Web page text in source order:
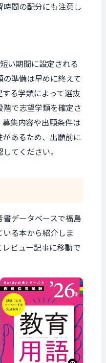
間の配分にも注意し
い期間に設定される
準備は早めに終えて
る学類によって選抜
で志望学類を確定さ
集内容や出願条件は
あるため、出願前に
てください。
データベースで福島
る本から紹介しま
ビュー記事に移動で